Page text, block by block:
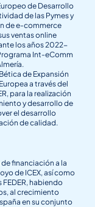
de Desarrollo
de las Pymes y
de e-commerce
ventas online
los años 2022-
Int-eComm
de Expansión
a través del
para la realización
y desarrollo de
el desarrollo
de calidad.
financiación a la
de ICEX, así como
habiendo
al crecimiento
en su conjunto